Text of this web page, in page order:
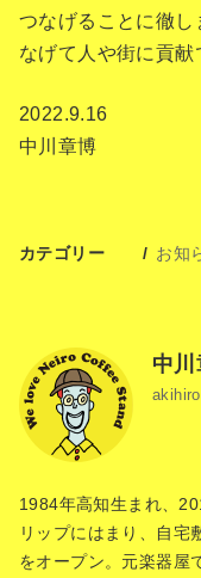
つなげることに徹
なげて人や街に貢献
2022.9.16
中川章博
カテゴリー お知
中川
1984年高知生まれ、
リップにはまり、自宅
をオープン。元楽器屋